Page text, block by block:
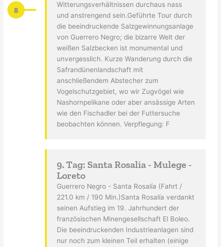
8
Witterungsverhältnissen durchaus nass
und anstrengend sein.Geführte Tour durch
die beeindruckende Salzgewinnungsanlage
von Guerrero Negro; die bizarre Welt der
weißen Salzbecken ist monumental und
unvergesslich. Kurze Wanderung durch die
Safrandünenlandschaft mit
anschließendem Abstecher zum
Vogelschutzgebiet, wo wir Zugvögel wie
Nashornpelikane oder aber ansässige Arten
wie den Fischadler bei der Futtersuche
beobachten können. Verpflegung: F
9. Tag: Santa Rosalia - Mulege -
Loreto
Guerrero Negro - Santa Rosalía (Fahrt /
221.0 km / 190 Min.)Santa Rosalía verdankt
seinen Aufstieg im 19. Jahrhundert der
französischen Minengesellschaft El Boleo.
Die beeindruckenden Industrieanlagen sind
nur noch zum kleinen Teil erhalten (einige